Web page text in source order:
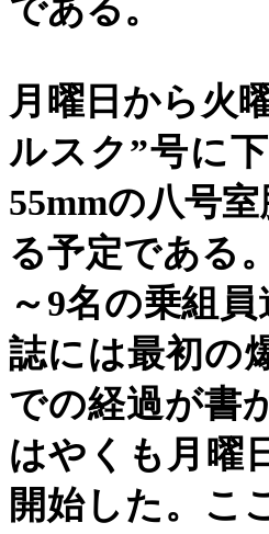
である。
月曜日から火
ルスク”号に
55mmの八号
る予定である
～9名の乗組
誌には最初の
での経過が書
はやくも月曜
開始した。こ